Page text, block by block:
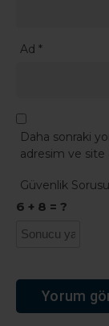
Ad *
Daha sonraki
adresim ve site
Güvenlik Sorusu
6 + 8 = ?